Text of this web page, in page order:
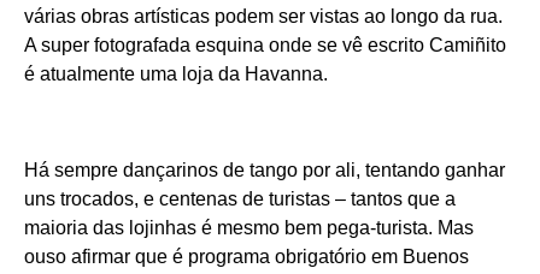
várias obras artísticas podem ser vistas ao longo da rua.
A super fotografada esquina onde se vê escrito Camiñito
é atualmente uma loja da Havanna.
Há sempre dançarinos de tango por ali, tentando ganhar
uns trocados, e centenas de turistas – tantos que a
maioria das lojinhas é mesmo bem pega-turista. Mas
ouso afirmar que é programa obrigatório em Buenos